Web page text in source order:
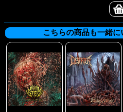
こちらの商品も一緒に